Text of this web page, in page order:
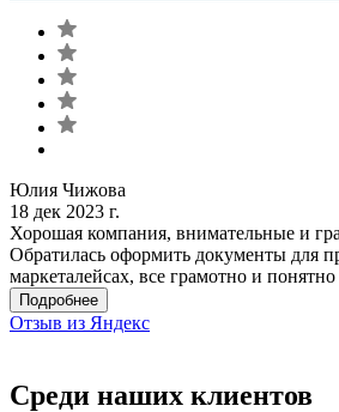
Юлия Чижова
18 дек 2023 г.
Хорошая компания, внимательные и
Обратилась оформить документы для
маркеталейсах, все грамотно и понятно
Подробнее
Отзыв из Яндекс
Среди наших клиентов